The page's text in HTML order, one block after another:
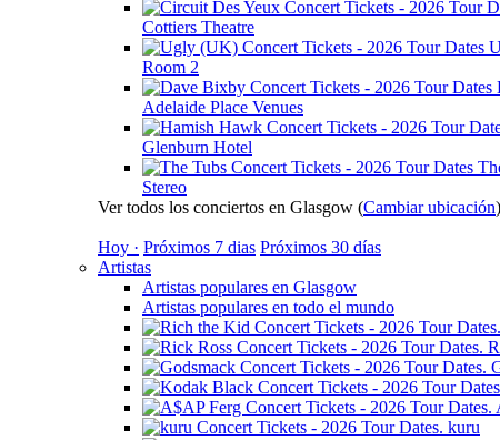
Cottiers Theatre
Room 2
Adelaide Place Venues
Glenburn Hotel
Stereo
Ver todos los conciertos en Glasgow (Cambiar ubicación)
Hoy · Próximos 7 dias Próximos 30 días
Artistas
Artistas populares en Glasgow
Artistas populares en todo el mundo
kuru